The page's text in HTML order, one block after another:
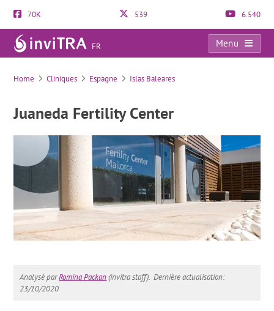
70K 539 6.540
FR
Menu
Juaneda Fertility Center
Home Cliniques Espagne Islas Baleares
Juaneda Fertility Center
Analysé parRomina Packan(invitra staff). Dernière actualisation:
23/10/2020